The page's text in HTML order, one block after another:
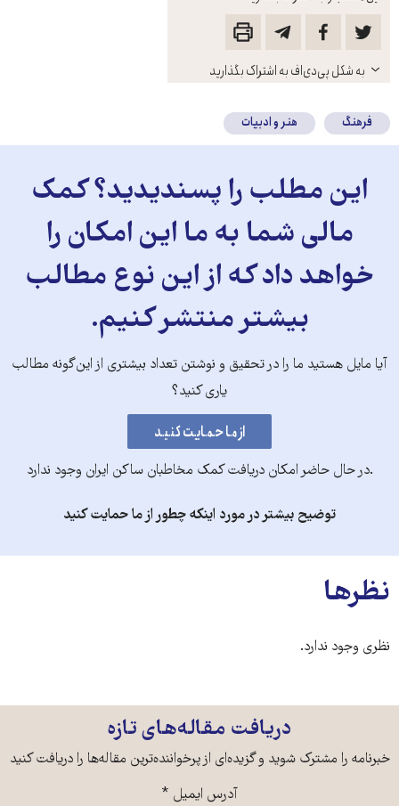
باز
کنید
به شکل پی‌دی‌اف به اشتراک بگذارید
فرهنگ هنر و ادبیات
این مطلب را پسندیدید؟ کمک
مالی شما به ما این امکان را
خواهد داد که از این نوع مطالب
بیشتر منتشر کنیم.
آیا مایل هستید ما را در تحقیق و نوشتن تعداد بیشتری از این‌گونه مطالب
یاری کنید؟
.در حال حاضر امکان دریافت کمک مخاطبان ساکن ایران وجود ندارد
توضیح بیشتر در مورد اینکه چطور از ما حمایت کنید
نظرها
نظری وجود ندارد.
دریافت مقاله‌های تازه
خبرنامه را مشترک شوید و گزیده‌ای از پرخواننده‌ترین مقاله‌ها را دریافت کنید
آدرس ایمیل *